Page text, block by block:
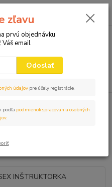
0,00 EUR
zľavu
prvú objednávku
Váš email
Odoslať
údajov pre účely registrácie.
podľa podmienok spracovania osobných
.